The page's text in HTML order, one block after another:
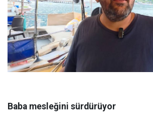
Baba mesleğini sürdürüyor